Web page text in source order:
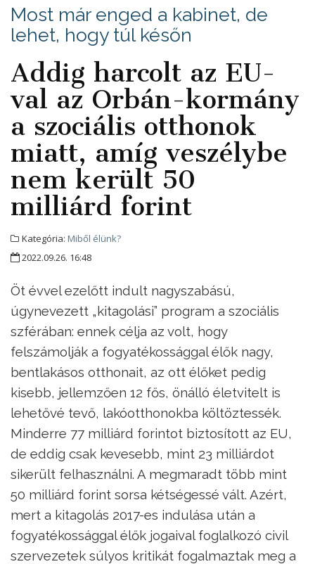
Most már enged a kabinet, de
lehet, hogy túl későn
Addig harcolt az EU-
val az Orbán-kormány
a szociális otthonok
miatt, amíg veszélybe
nem került 50
milliárd forint
Kategória: Miből élünk?
2022.09.26. 16:48
Öt évvel ezelőtt indult nagyszabású,
úgynevezett „kitagolási” program a szociális
szférában: ennek célja az volt, hogy
felszámolják a fogyatékossággal élők nagy,
bentlakásos otthonait, az ott élőket pedig
kisebb, jellemzően 12 fős, önálló életvitelt is
lehetővé tevő, lakóotthonokba költöztessék.
Minderre 77 milliárd forintot biztosított az EU,
de eddig csak kevesebb, mint 23 milliárdot
sikerült felhasználni. A megmaradt több mint
50 milliárd forint sorsa kétségessé vált. Azért,
mert a kitagolás 2017-es indulása után a
fogyatékossággal élők jogaival foglalkozó civil
szervezetek súlyos kritikát fogalmaztak meg a